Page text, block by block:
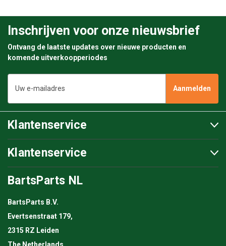
Inschrijven voor onze nieuwsbrief
Ontvang de laatste updates over nieuwe producten en
komende uitverkoopperiodes
mailadres
Klantenservice
Klantenservice
BartsParts NL
BartsParts B.V.
Evertsenstraat 179,
2315 RZ Leiden